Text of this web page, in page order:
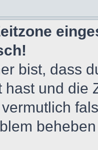
bist, dass
hast und die